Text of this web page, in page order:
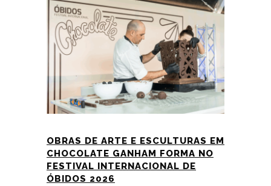
OBRAS DE ARTE E ESCULTURAS EM
CHOCOLATE GANHAM FORMA NO
FESTIVAL INTERNACIONAL DE
ÓBIDOS 2026